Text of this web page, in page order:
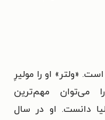
ونیز است. «ولتر» او را مولیرِ
می‌توان مهم‌ترین
دانست. او در سال